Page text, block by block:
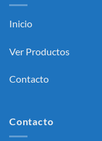
Inicio
Ver Productos
Contacto
Contacto